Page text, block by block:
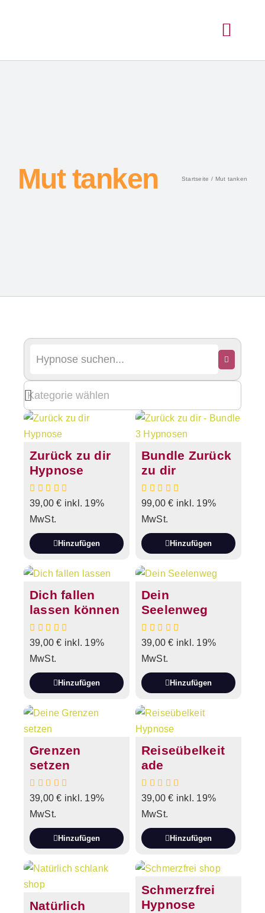
Mut tanken Startseite Mut tanken
Zurück zu dir
Hypnose
39,00€ inkl. 19%
MwSt.
Hinzufügen
Bundle Zurück
zu dir
99,00€ inkl. 19%
MwSt.
Hinzufügen
Dich fallen
lassen können
39,00€ inkl. 19%
MwSt.
Hinzufügen
Dein
Seelenweg
39,00€ inkl. 19%
MwSt.
Hinzufügen
Grenzen
setzen
39,00€ inkl. 19%
MwSt.
Hinzufügen
Reiseübelkeit
ade
39,00€ inkl. 19%
MwSt.
Hinzufügen
Natürlich
Schmerzfrei
Hypnose